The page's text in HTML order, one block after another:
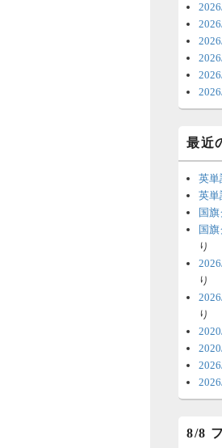
ち
ナ
更
っ
い
時
ま
V
の
明
最近
英単
英単
国
国
り
り
り
8/8